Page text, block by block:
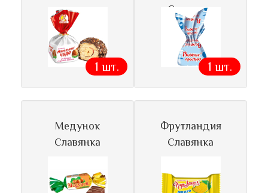
1 шт.
Славянка
1 шт.
Медунок
Славянка
Фрутландия
Славянка